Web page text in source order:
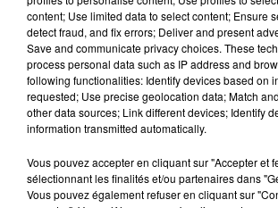
Lecture (1 min 14 sec)
100%
100% Radio l'agenda du Comminges
10 juin 2024 - 1 min 14 sec
L'AGENDA DU COMMINGES DU
content; Use limited data to select content; Ensure
detect fraud, and fix errors; Deliver and present
Save and communicate privacy choices. These
process personal data such as IP address and
following functionalities: Identify devices based on
requested; Use precise geolocation data; Match
other data sources; Link different devices; Identify
information transmitted automatically.
Vous pouvez accepter en cliquant sur "Accepter et
sélectionnant les finalités et/ou partenaires dans
Vous pouvez également refuser en cliquant sur